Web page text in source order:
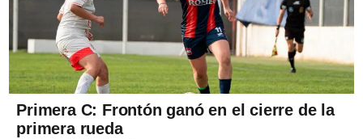
Primera C: Frontón ganó en el cierre de la
primera rueda